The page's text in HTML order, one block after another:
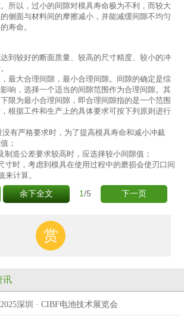
所以，过小的间隙对模具寿命极为不利，而较大
侧面与材料间的摩擦减小，并能减缓间隙不均匀
寿命。
到较好的断面质量、较高的尺寸精度、较小的冲
最大合理间隙，最小合理间隙。间隙的确定是综
响，选择一个适当的间隙范围作为合理间隙。其
下限为最小合理间隙，即合理间隙指的是一个范围
根据工件和生产上的具体要求可按下列原则进行
没有严格要求时，为了提高模具寿命和减小冲裁
；
制造公差要求较高时，应选择较小间隙值；
寸时，考虑到模具在使用过程中的磨损会使刃口间
来计算。
余下全文 1/5 下一页
赏
讯
深圳 · CIBF电池技术展览会